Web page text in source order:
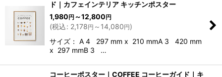
ド｜カフェインテリア キッチンポスター
1,980円 ～12,800円
(税込: 2,178円 ～14,080円)
サイズ： A 4 297 mm x 210 mmA 3 420 mm
x 297 mmB 3 …
コーヒーポスター｜COFFEE コーヒーガイド｜キ